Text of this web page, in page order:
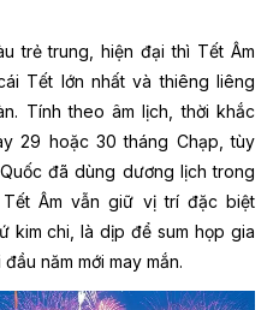
trẻ trung, hiện đại thì Tết Âm
Tết lớn nhất và thiêng liêng
Tính theo âm lịch, thời khắc
29 hoặc 30 tháng Chạp, tùy
đã dùng dương lịch trong
Âm vẫn giữ vị trí đặc biệt
kim chi, là dịp để sum họp gia
năm mới may mắn.